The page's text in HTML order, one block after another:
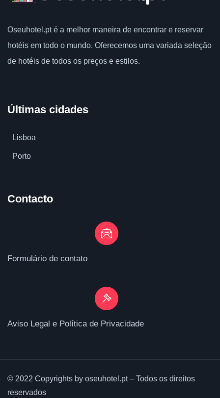
Oseuhotel.pt é a melhor maneira de encontrar e reservar
hotéis em todo o mundo. Oferecemos uma variada seleção
de hotéis de todos os preços e estilos.
Últimas cidades
Lisboa
Porto
Contacto
Formulário de contato
Aviso Legal e Política de Privacidade
© 2022 Copyrights by oseuhotel.pt – Todos os direitos
reservados